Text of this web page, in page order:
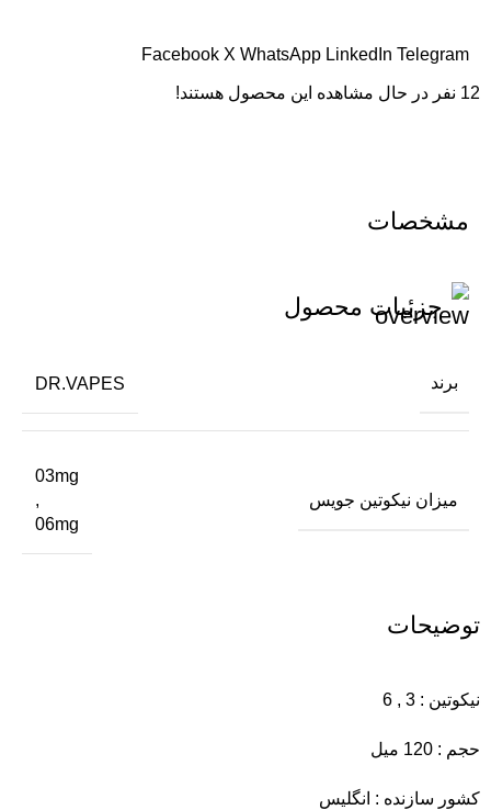
Facebook X WhatsApp LinkedIn Telegram
12 نفر در حال مشاهده این محصول هستند!
توضیحات
نیکوتین : 3 , 6
حجم : 120 میل
کشور سازنده : انگلیس
مشخصات
جزئیات محصول
برند DR.VAPES
میزان نیکوتین جویس
03mg
,
06mg